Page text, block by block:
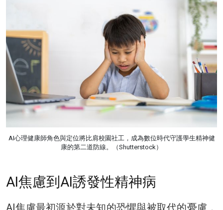
AI心理健康師角色與定位將比肩校園社工，成為數位時代守護學生精神健
康的第二道防線。（Shutterstock）
AI焦慮到AI誘發性精神病
AI焦慮最初源於對未知的恐懼與被取代的憂慮，